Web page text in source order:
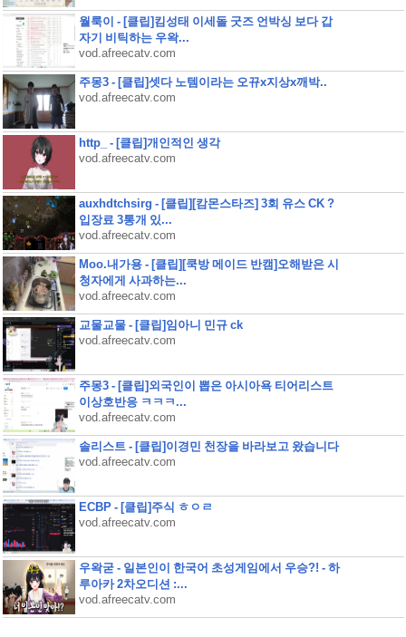
월룩이 - [클립]킴성태 이세돌 굿즈 언박싱 보다 갑
자기 비틱하는 우왁...
vod.afreecatv.com
주몽3 - [클립]셋다 노템이라는 오뀨x지상x깨박..
vod.afreecatv.com
http_ - [클립]개인적인 생각
vod.afreecatv.com
auxhdtchsirg - [클립][캄몬스타즈] 3회 유스 CK ?
입장료 3통개 있...
vod.afreecatv.com
Moo.내가용 - [클립][쿡방 메이드 반캠]오해받은 시
청자에게 사과하는...
vod.afreecatv.com
교물교물 - [클립]임아니 민규 ck
vod.afreecatv.com
주몽3 - [클립]외국인이 뽑은 아시아욕 티어리스트
이상호반응 ㅋㅋㅋ...
vod.afreecatv.com
솔리스트 - [클립]이경민 천장을 바라보고 왔습니다
vod.afreecatv.com
ECBP - [클립]주식 ㅎㅇㄹ
vod.afreecatv.com
우왁굳 - 일본인이 한국어 초성게임에서 우승?! - 하
루아카 2차오디션 :...
vod.afreecatv.com